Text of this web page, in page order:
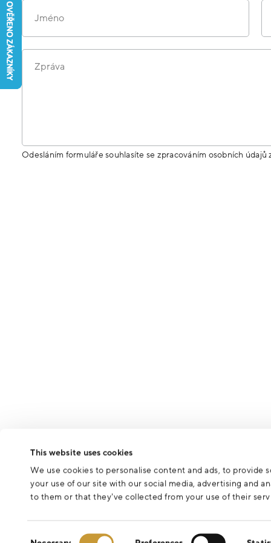
This website uses cookies
We use cookies to personalise content and ads, to provide
your use of our site with our social media, advertising and
to them or that they’ve collected from your use of their
Jméno
Zpráva
Odesláním formuláře souhlasíte se zpracováním osobních údajů